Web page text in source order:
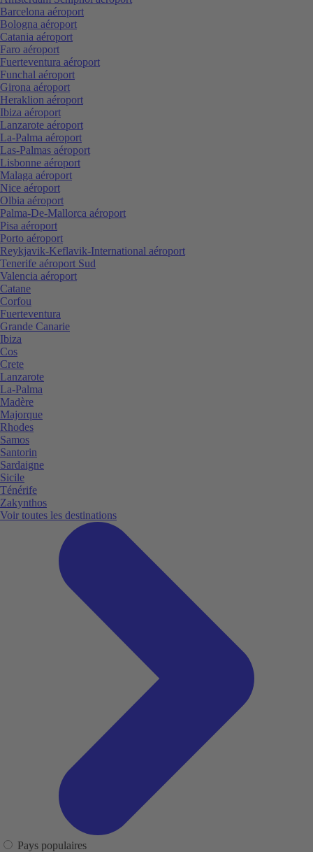
Barcelona aéroport
Bologna aéroport
Catania aéroport
Faro aéroport
Fuerteventura aéroport
Funchal aéroport
Girona aéroport
Heraklion aéroport
Ibiza aéroport
Lanzarote aéroport
La-Palma aéroport
Las-Palmas aéroport
Lisbonne aéroport
Malaga aéroport
Nice aéroport
Olbia aéroport
Palma-De-Mallorca aéroport
Pisa aéroport
Porto aéroport
Reykjavik-Keflavik-International aéroport
Tenerife aéroport Sud
Valencia aéroport
Catane
Corfou
Fuerteventura
Grande Canarie
Ibiza
Cos
Crete
Lanzarote
La-Palma
Madère
Majorque
Rhodes
Samos
Santorin
Sardaigne
Sicile
Ténérife
Zakynthos
Voir toutes les destinations
Pays populaires